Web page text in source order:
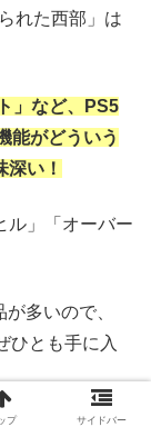
れた西部」は
」など、PS5
能がどういう
い！
ル」「オーバー
多いので、
ひとも手に入
プ サイドバー